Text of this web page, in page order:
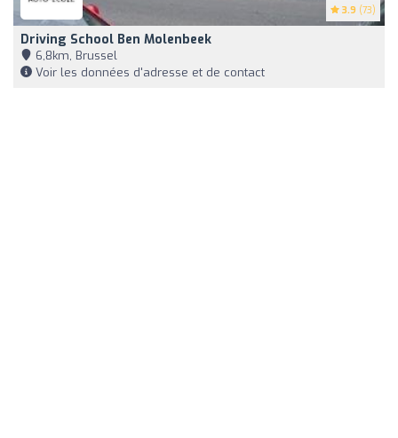
3.9 (73)
Driving School Ben Molenbeek
6,8km, Brussel
Voir les données d'adresse et de contact